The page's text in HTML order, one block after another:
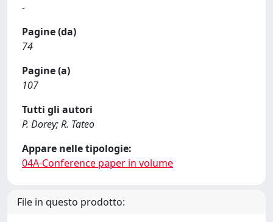
-
Pagine (da)
74
Pagine (a)
107
Tutti gli autori
P. Dorey; R. Tateo
Appare nelle tipologie:
04A-Conference paper in volume
File in questo prodotto: